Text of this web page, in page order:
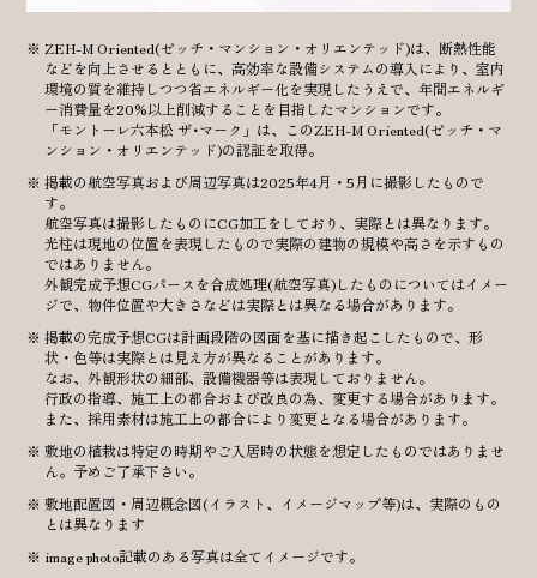
ZEH-M Oriented(ゼッチ・マンション・オリエンテッド)は、断熱性能
などを向上させるとともに、高効率な設備システムの導入により、室内
環境の質を維持しつつ省エネルギー化を実現したうえで、年間エネルギ
ー消費量を20%以上削減することを目指したマンションです。
「モントーレ六本松 ザ･マーク」は、このZEH-M Oriented(ゼッチ・マ
ンション・オリエンテッド)の認証を取得。
掲載の航空写真および周辺写真は2025年4月・5月に撮影したもので
す。
航空写真は撮影したものにCG加工をしており、実際とは異なります。
光柱は現地の位置を表現したもので実際の建物の規模や高さを示すもの
ではありません。
外観完成予想CGパースを合成処理(航空写真)したものについてはイメー
ジで、物件位置や大きさなどは実際とは異なる場合があります。
掲載の完成予想CGは計画段階の図面を基に描き起こしたもので、形
状・色等は実際とは見え方が異なることがあります。
なお、外観形状の細部、設備機器等は表現しておりません。
行政の指導、施工上の都合および改良の為、変更する場合があります。
また、採用素材は施工上の都合により変更となる場合があります。
敷地の植栽は特定の時期やご入居時の状態を想定したものではありませ
ん。予めご了承下さい。
敷地配置図・周辺概念図(イラスト、イメージマップ等)は、実際のもの
とは異なります
image photo記載のある写真は全てイメージです。